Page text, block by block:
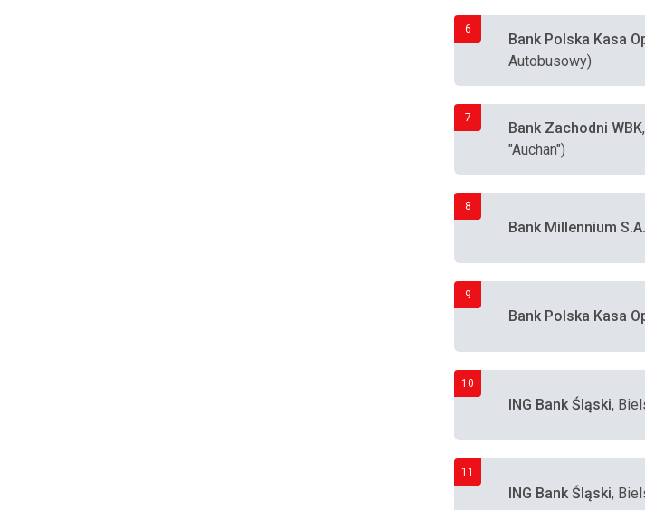
6
Bank Polska Kasa
Autobusowy)
7
Bank Zachodni WBK
"Auchan")
8
Bank Millennium S.A.
9
Bank Polska Kasa
10
ING Bank Śląski,
11
ING Bank Śląski,